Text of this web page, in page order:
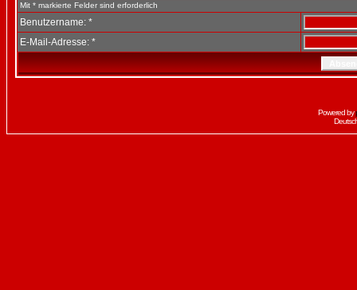
Mit * markierte Felder sind erforderlich
Benutzername: *
E-Mail-Adresse: *
Powered by